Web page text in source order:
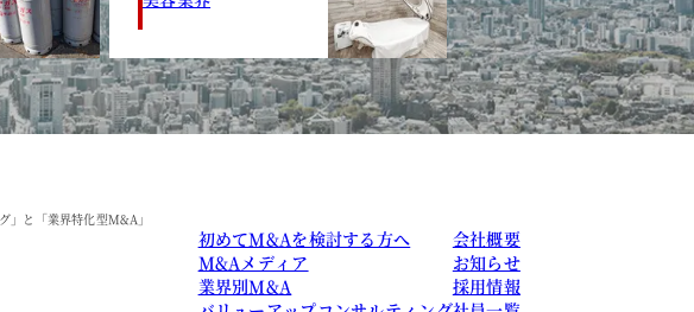
」と「業界特化型M&A」
初めてM&Aを検討する方へ
M&Aメディア
業界別M&A
会社概要
お知らせ
採用情報